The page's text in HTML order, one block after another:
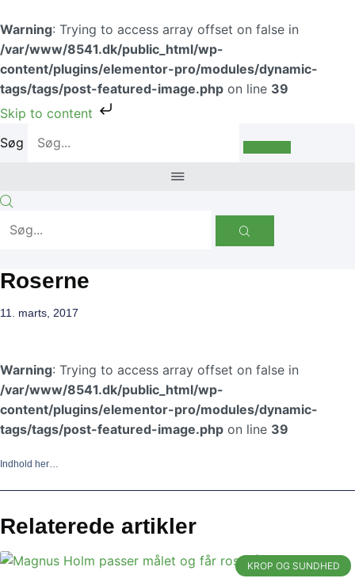
Warning: Trying to access array offset on false in
/var/www/8541.dk/public_html/wp-
content/plugins/elementor-pro/modules/dynamic-
tags/tags/post-featured-image.php on line 39
Skip to content
til
indholdet
Søg
Roserne
11. marts, 2017
Warning: Trying to access array offset on false in
/var/www/8541.dk/public_html/wp-
content/plugins/elementor-pro/modules/dynamic-
tags/tags/post-featured-image.php on line 39
Indhold her…
Relaterede artikler
KROP OG SUNDHED